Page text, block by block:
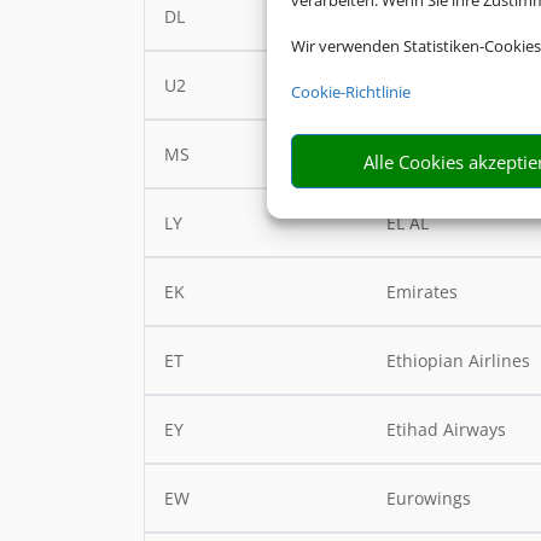
Wir verwenden Statistiken-
Cookie-Richtlinie
Alle Cookies
DL
U2 easyJet
MS Egyptair
LY EL AL
EK Emirates
ET Ethiopian Airlines
EY Etihad Airways
EW Eurowings